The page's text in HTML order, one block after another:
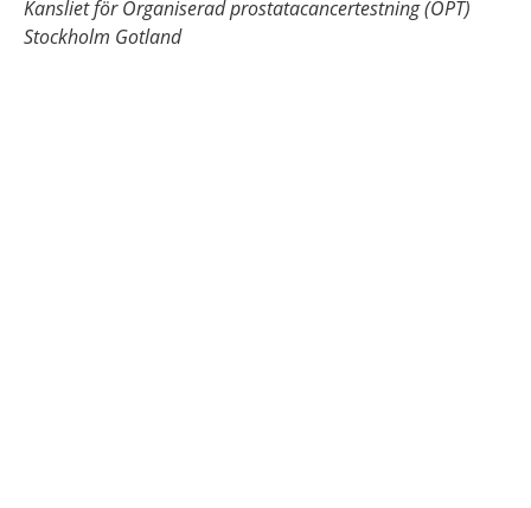
Kansliet för Organiserad prostatacancertestning (OPT)
Stockholm Gotland